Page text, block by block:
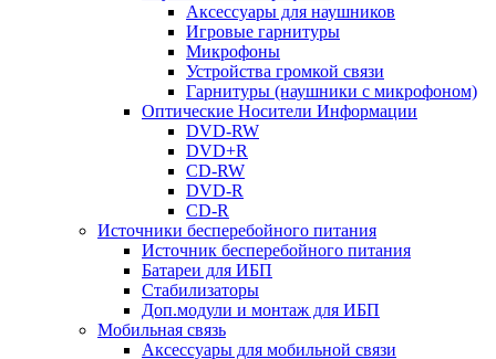
Аксессуары для наушников
Игровые гарнитуры
Микрофоны
Устройства громкой связи
Гарнитуры (наушники с микрофоном)
Оптические Носители Информации
DVD-RW
DVD+R
CD-RW
DVD-R
CD-R
Источники бесперебойного питания
Источник бесперебойного питания
Батареи для ИБП
Стабилизаторы
Доп.модули и монтаж для ИБП
Мобильная связь
Аксессуары для мобильной связи